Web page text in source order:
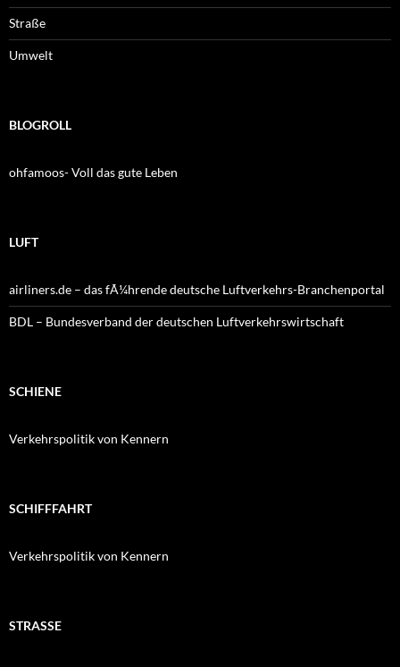
Straße
Umwelt
BLOGROLL
ohfamoos- Voll das gute Leben
LUFT
airliners.de – das fÃ¼hrende deutsche Luftverkehrs-Branchenportal
BDL – Bundesverband der deutschen Luftverkehrswirtschaft
SCHIENE
Verkehrspolitik von Kennern
SCHIFFFAHRT
Verkehrspolitik von Kennern
STRASSE